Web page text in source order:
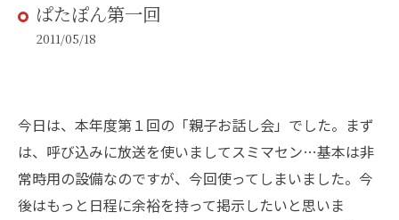
ぱたぽん第一回
2011/05/18
今日は、本年度第１回の「親子お話し会」でした。まず
は、呼び込みに放送を使いましてスミマセン…基本は非
常時用の設備なのですが、今回使ってしまいました。今
後はもっと日程に余裕を持って掲示したいと思いま